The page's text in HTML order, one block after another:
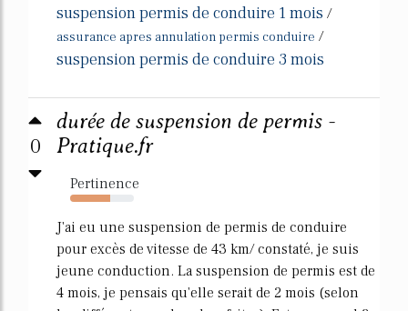
suspension permis de conduire 1 mois /
assurance apres annulation permis conduire /
suspension permis de conduire 3 mois
0
durée de suspension de permis -
Pratique.fr
Pertinence
63%
J'ai eu une suspension de permis de conduire
pour excès de vitesse de 43 km/ constaté, je suis
jeune conduction. La suspension de permis est de
4 mois, je pensais qu'elle serait de 2 mois (selon